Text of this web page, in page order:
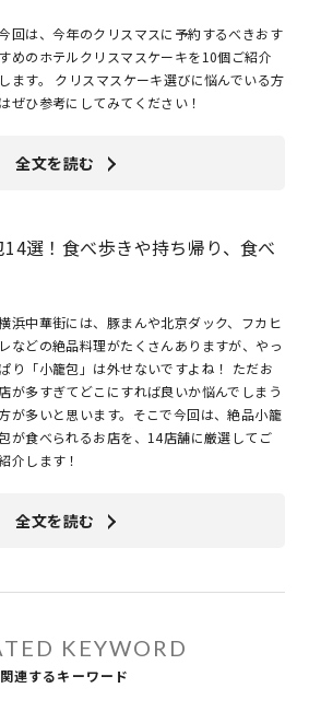
回は、今年のクリスマスに予約するべきおす
すめのホテルクリスマスケーキを10個ご紹介
します。 クリスマスケーキ選びに悩んでいる方
はぜひ参考にしてみてください！
全文を読む
選！食べ歩きや持ち帰り、食べ
浜中華街には、豚まんや北京ダック、フカヒ
レなどの絶品料理がたくさんありますが、やっ
ぱり「小籠包」は外せないですよね！ ただお
店が多すぎてどこにすれば良いか悩んでしまう
が多いと思います。そこで今回は、絶品小籠
が食べられるお店を、14店舗に厳選してご
介します！
全文を読む
KEYWORD
関連するキーワード